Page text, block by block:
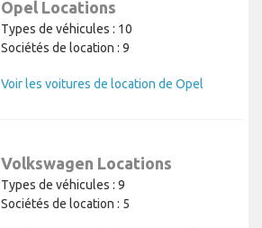
Opel Locations
Types de véhicules : 10
Sociétés de location : 9
Voir les voitures de location de Opel
Volkswagen Locations
Types de véhicules : 9
Sociétés de location : 5